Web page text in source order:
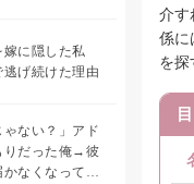
に隠した私
げ続けた理由
ゃない？」アド
りだった俺→彼
なくなって、
介す
係に
を探